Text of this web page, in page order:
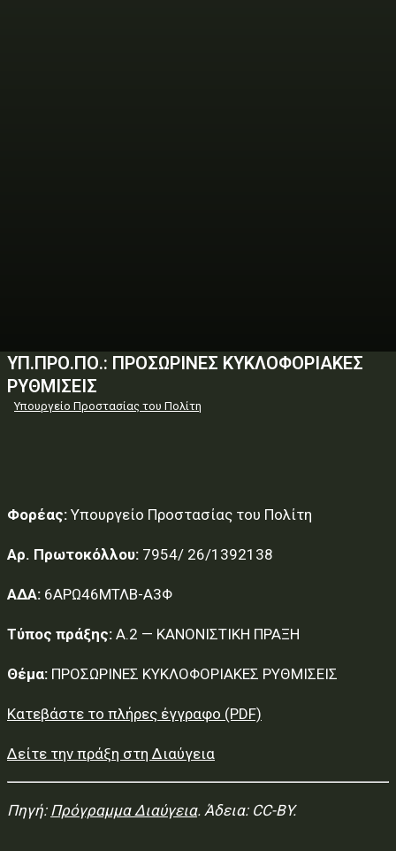
ΥΠ.ΠΡΟ.ΠΟ.: ΠΡΟΣΩΡΙΝΕΣ ΚΥΚΛΟΦΟΡΙΑΚΕΣ
ΡΥΘΜΙΣΕΙΣ
Υπουργείο Προστασίας του Πολίτη
Φορέας: Υπουργείο Προστασίας του Πολίτη
Αρ. Πρωτοκόλλου: 7954/ 26/1392138
ΑΔΑ: 6ΑΡΩ46ΜΤΛΒ-Α3Φ
Τύπος πράξης: Α.2 — ΚΑΝΟΝΙΣΤΙΚΗ ΠΡΑΞΗ
Θέμα: ΠΡΟΣΩΡΙΝΕΣ ΚΥΚΛΟΦΟΡΙΑΚΕΣ ΡΥΘΜΙΣΕΙΣ
Κατεβάστε το πλήρες έγγραφο (PDF)
Δείτε την πράξη στη Διαύγεια
Πηγή: Πρόγραμμα Διαύγεια. Άδεια: CC-BY.